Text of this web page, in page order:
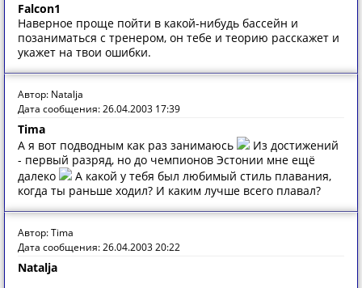
Falcon1
Наверное проще пойти в какой-нибудь бассейн и
позаниматься с тренером, он тебе и теорию расскажет и
укажет на твои ошибки.
Автор: Natalja
Дата сообщения: 26.04.2003 17:39
Tima
А я вот подводным как раз занимаюсь
Из достижений
- первый разряд, но до чемпионов Эстонии мне ещё
далеко
А какой у тебя был любимый стиль плавания,
когда ты раньше ходил? И каким лучше всего плавал?
Автор: Tima
Дата сообщения: 26.04.2003 20:22
Natalja